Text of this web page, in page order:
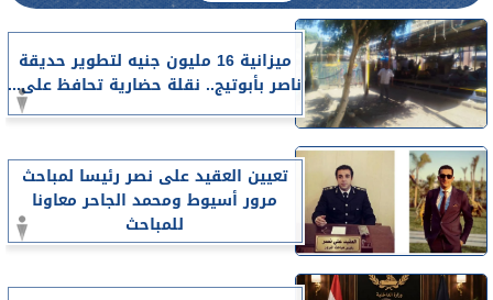
ميزانية 16 مليون جنيه لتطوير حديقة
ناصر بأبوتيج.. نقلة حضارية تحافظ على...
تعيين العقيد على نصر رئيسا لمباحث
مرور أسيوط ومحمد الجاحر معاونا
للمباحث